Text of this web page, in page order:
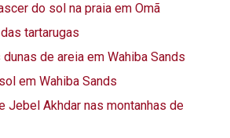
do sol na praia em Omã
tartarugas
de areia em Wahiba Sands
em Wahiba Sands
Jebel Akhdar nas montanhas de